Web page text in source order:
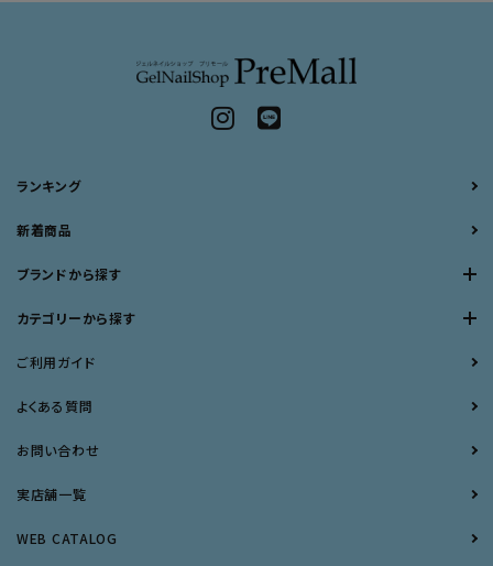
ランキング
新着商品
ブランドから探す
カテゴリーから探す
ご利用ガイド
よくある質問
お問い合わせ
実店舗一覧
WEB CATALOG